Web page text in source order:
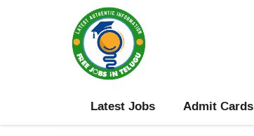
Latest Jobs Admit Cards